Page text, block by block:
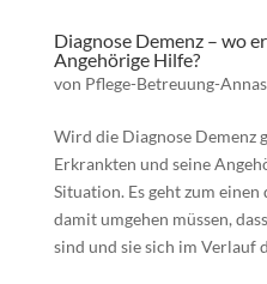
Diagnose Demenz – wo
Angehörige Hilfe?
von Pflege-Betreuung-Annas
Wird die Diagnose Demenz
Erkrankten und seine
Situation. Es geht zum
damit umgehen müssen,
sind und sie sich im Verlauf